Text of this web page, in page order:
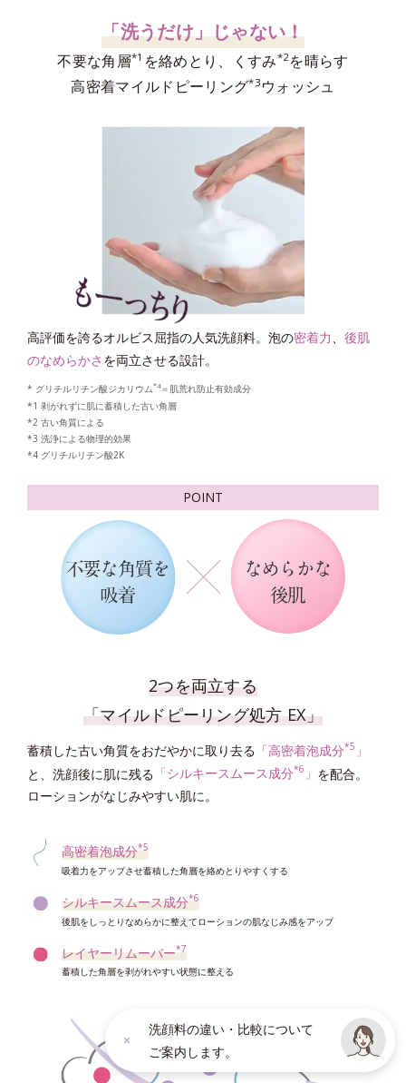
「洗うだけ」じゃない！
不要な角層*1 を絡めとり、くすみ*2 を晴らす
高密着マイルドピーリング*3 ウォッシュ
高評価を誇るオルビス屈指の人気洗顔料。泡の密着力、 後肌
のなめらかさ を両立させる設計。
* グリチルリチン酸ジカリウム*4＝肌荒れ防止有効成分
*1 剥がれずに肌に蓄積した古い角層
*2 古い角質による
*3 洗浄による物理的効果
*4 グリチルリチン酸2K
POINT
2つを両立する
「マイルドピーリング処方 EX」
蓄積した古い角質をおだやかに取り去る 「高密着泡成分*5 」
と、洗顔後に肌に残る 「シルキースムース成分*6 」 を配合。
ローションがなじみやすい肌に。
高密着泡成分*5
吸着力をアップさせ蓄積した角層を絡めとりやすくする
シルキースムース成分*6
後肌をしっとりなめらかに整えてローションの肌なじみ感をアップ
レイヤーリムーバー*7
蓄積した角層を剥がれやすい状態に整える
洗顔料の違い・比較について
ご案内します。